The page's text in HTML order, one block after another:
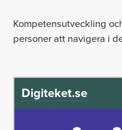
Kompetensutveckling
personer att navigera i
Digiteket.se